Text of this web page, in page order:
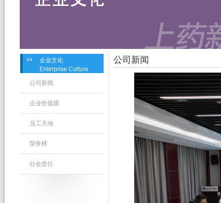
企业文化
Enterprise Culture
公司新闻
企业价值观
员工天地
荣誉榜
社会责任
公司新闻